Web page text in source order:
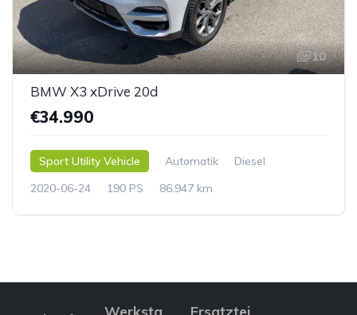
10
BMW X3 xDrive 20d
€34.990
Sport Utility Vehicle Automatik
Diesel
2020-06-24
190 PS 86.947 km
Werksta
Ersatztei